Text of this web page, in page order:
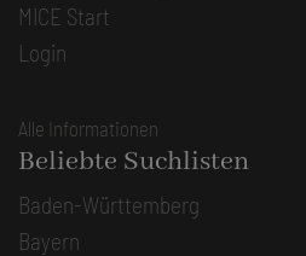
MICE Start
Login
Alle Informationen
Beliebte Suchlisten
Baden-Württemberg
Bayern